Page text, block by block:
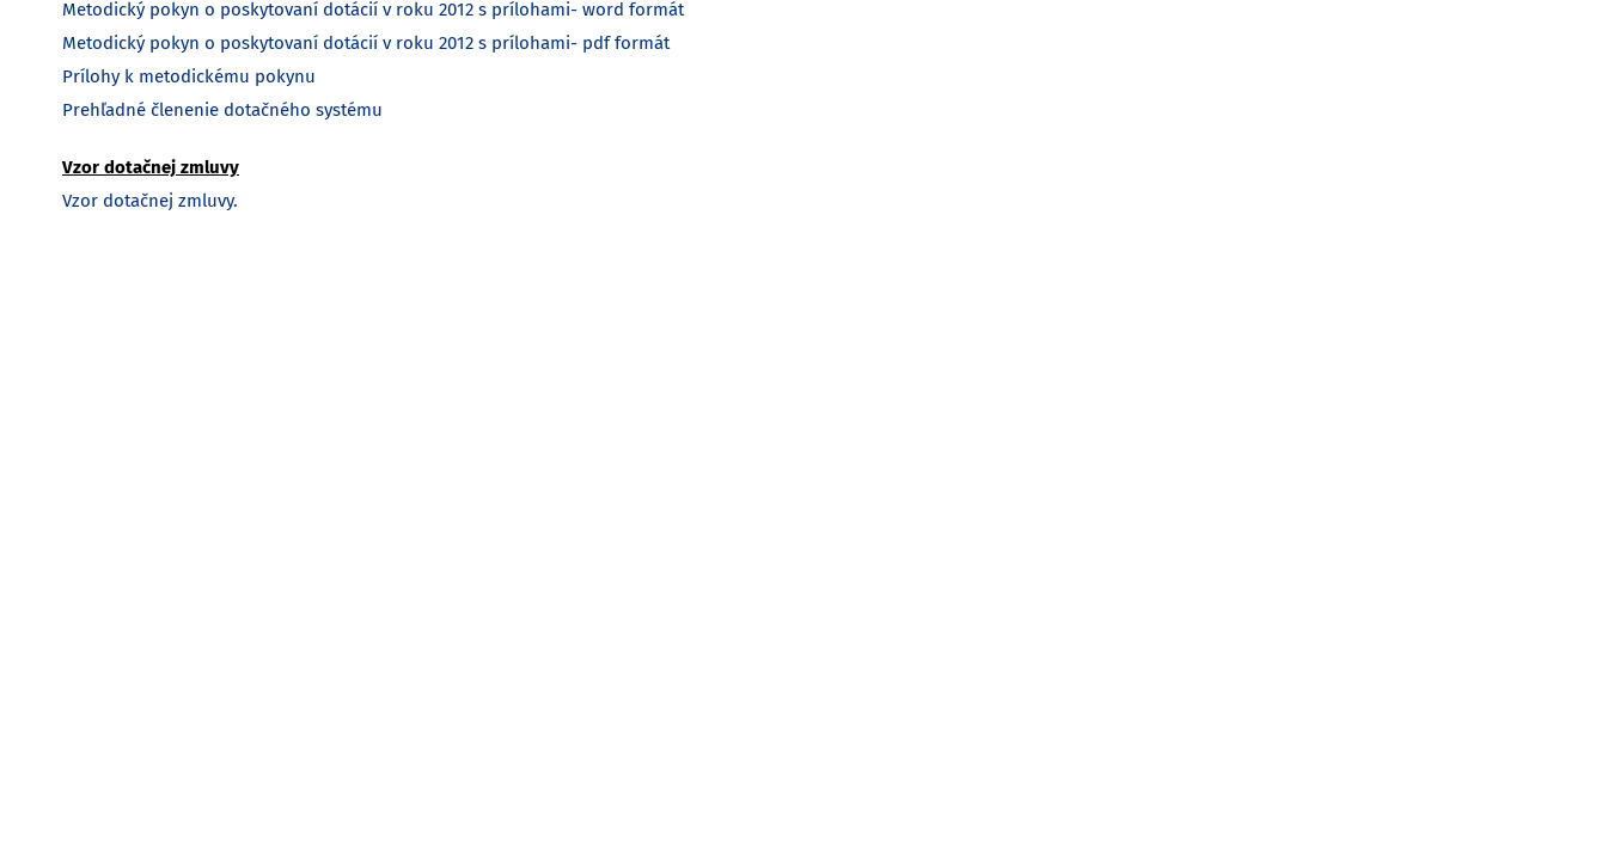
Metodický pokyn o poskytovaní dotácií v roku 2012 s prílohami- word formát
Metodický pokyn o poskytovaní dotácií v roku 2012 s prílohami- pdf formát
Prílohy k metodickému pokynu
Prehľadné členenie dotačného systému
Vzor dotačnej zmluvy
Vzor dotačnej zmluvy.